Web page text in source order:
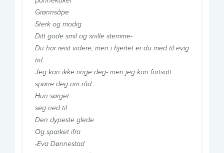
Grønnsåpe
Sterk og modig
Ditt gode smil og snille stemme-
Du har reist videre, men i hjertet er du med til evig
tid.
Jeg kan ikke ringe deg- men jeg kan fortsatt
spørre deg om råd…
Hun sørget
seg ned til
Den dypeste glede
Og sparket ifra
-Eva Dønnestad